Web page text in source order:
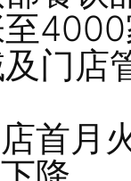
锁
头部
张至
域及